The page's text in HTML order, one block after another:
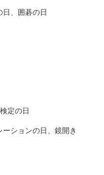
、囲碁の日
定の日
ションの日、鏡開き